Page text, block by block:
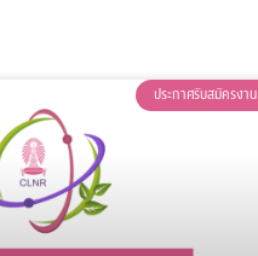
ประกาศรับสมัครงาน